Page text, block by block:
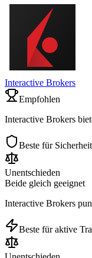
Interactive Brokers
Empfohlen
Interactive Brokers
Beste für
Unentschieden
Beide gleich geeignet
Interactive Brokers
Beste für aktive